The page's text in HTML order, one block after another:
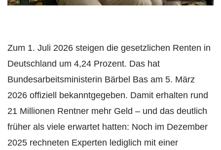
Zum 1. Juli 2026 steigen die gesetzlichen Renten in
Deutschland um 4,24 Prozent. Das hat
Bundesarbeitsministerin Bärbel Bas am 5. März
2026 offiziell bekanntgegeben. Damit erhalten rund
21 Millionen Rentner mehr Geld – und das deutlich
früher als viele erwartet hatten: Noch im Dezember
2025 rechneten Experten lediglich mit einer